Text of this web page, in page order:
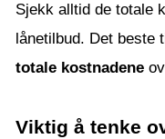
Sjekk alltid de totale
lånetilbud. Det beste
totale kostnadene
Viktig å tenke